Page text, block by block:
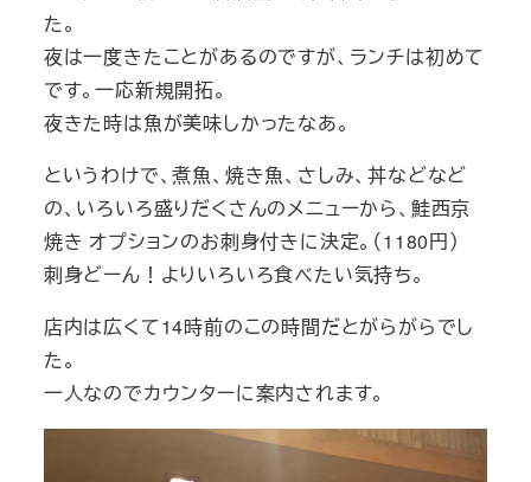
た。
夜は一度きたことがあるのですが、ランチは初めて
です。一応新規開拓。
夜きた時は魚が美味しかったなあ。
というわけで、煮魚、焼き魚、さしみ、丼などなど
の、いろいろ盛りだくさんのメニューから、鮭西京
焼き オプションのお刺身付きに決定。（1180円）
刺身どーん！よりいろいろ食べたい気持ち。
店内は広くて14時前のこの時間だとがらがらでし
た。
一人なのでカウンターに案内されます。